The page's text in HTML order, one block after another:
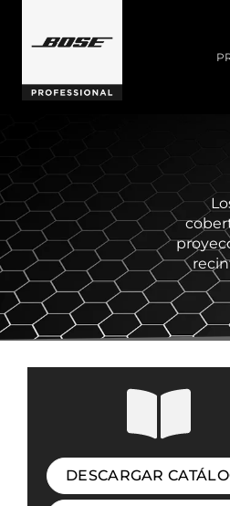
DESCARGAR